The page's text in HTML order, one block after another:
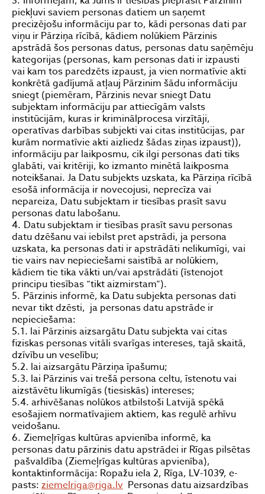
piekļuvi saviem personas datiem un saņemt
precizējošu informāciju par to, kādi personas dati par
viņu ir Pārziņa rīcībā, kādiem nolūkiem Pārzinis
apstrādā šos personas datus, personas datu saņēmēju
kategorijas (personas, kam personas dati ir izpausti
vai kam tos paredzēts izpaust, ja vien normatīvie akti
konkrētā gadījumā atļauj Pārzinim šādu informāciju
sniegt (piemēram, Pārzinis nevar sniegt Datu
subjektam informāciju par attiecīgām valsts
institūcijām, kuras ir kriminālprocesa virzītāji,
operatīvas darbības subjekti vai citas institūcijas, par
kurām normatīvie akti aizliedz šādas ziņas izpaust)),
informāciju par laikposmu, cik ilgi personas dati tiks
glabāti, vai kritēriji, ko izmanto minētā laikposma
noteikšanai. Ja Datu subjekts uzskata, ka Pārziņa rīcībā
esošā informācija ir novecojusi, neprecīza vai
nepareiza, Datu subjektam ir tiesības prasīt savu
personas datu labošanu.
Datu subjektam ir tiesības prasīt savu personas
datu dzēšanu vai iebilst pret apstrādi, ja persona
uzskata, ka personas dati ir apstrādāti nelikumīgi, vai
tie vairs nav nepieciešami saistībā ar nolūkiem,
kādiem tie tika vākti un/vai apstrādāti (īstenojot
principu tiesības “tikt aizmirstam”).
Pārzinis informē, ka Datu subjekta personas dati
nevar tikt dzēsti, ja personas datu apstrāde ir
nepieciešama:
5.1. lai Pārzinis aizsargātu Datu subjekta vai citas
fiziskas personas vitāli svarīgas intereses, tajā skaitā,
dzīvību un veselību;
5.2. lai aizsargātu Pārziņa īpašumu;
5.3. lai Pārzinis vai trešā persona celtu, īstenotu vai
aizstāvētu likumīgās (tiesiskās) intereses;
5.4. arhivēšanas nolūkos atbilstoši Latvijā spēkā
esošajiem normatīvajiem aktiem, kas regulē arhīvu
veidošanu.
Ziemeļrīgas kultūras apvienība informē, ka
personas datu pārzinis datu apstrādei ir Rīgas pilsētas
pašvaldība (Ziemeļrīgas kultūras apvienība),
kontaktinformācija: Ropažu iela 2, Rīga, LV-1039, e-
pasts: ziemelriga@riga.lv Personas datu aizsardzības